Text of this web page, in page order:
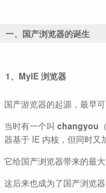
一、国产浏览器的诞生
1、MyIE 浏览器
国产游览器的起源，最早
当时有一个叫 changyou
器基于 IE 内核，但同时又
它给国产浏览器带来的最
这后来也成为了国产浏览器